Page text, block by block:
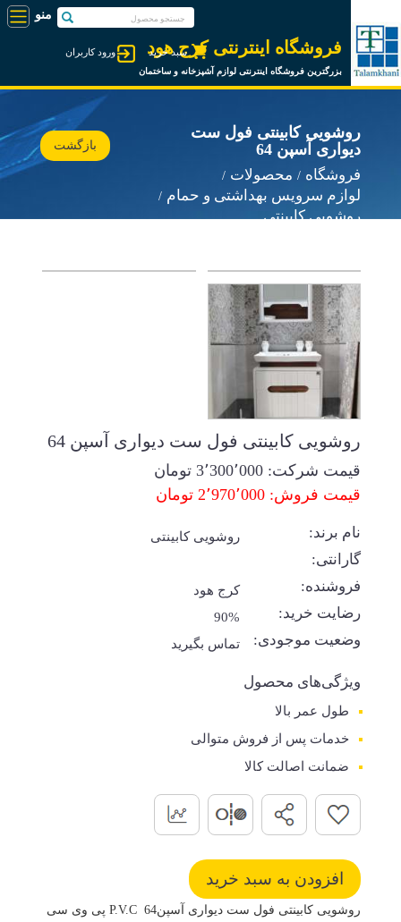
فروشگاه اینترنتی کرج هود
بزرگترین فروشگاه اینترنتی لوازم آشپزخانه و ساختمان
ورود کاربران سبد خرید
روشویی کابینتی فول ست
دیواری آسپن 64
فروشگاه
محصولات
لوازم سرویس بهداشتی و حمام
روشویی کابینتی
بازگشت
روشویی کابینتی فول ست دیواری آسپن 64
قیمت شرکت: 3٬300٬000تومان
قیمت فروش: 2٬970٬000 تومان
نام برند: روشویی کابینتی
گارانتی:
فروشنده:
کرج هود
رضایت خرید: 90%
وضعیت موجودی: تماس بگیرید
ویژگی‌های محصول
طول عمر بالا
خدمات پس از فروش متوالی
ضمانت اصالت کالا
روشویی کابینتی فول ست دیواری آسپن64 P.V.C پی وی سی